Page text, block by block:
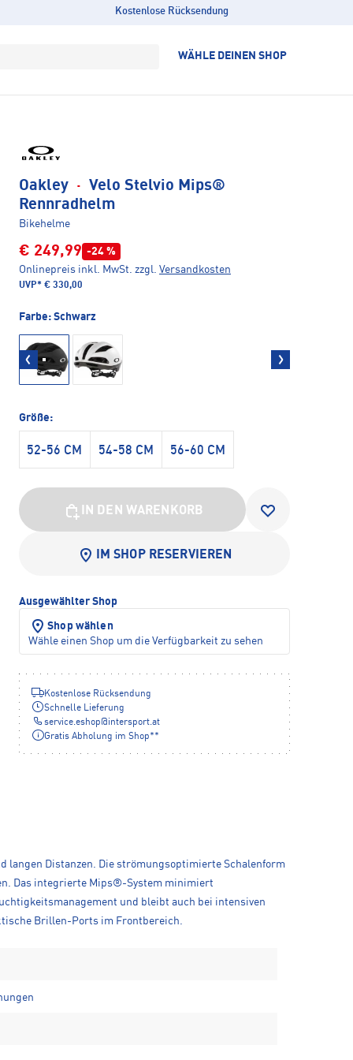
Kostenlose Rücksendung
WÄHLE DEINEN SHOP
Oakley · Velo Stelvio Mips®
Rennradhelm
Bikehelme
€ 249,99 -24 %
Onlinepreis inkl. MwSt. zzgl. Versandkosten
UVP* € 330,00
Farbe: Schwarz
Größe:
52-56 CM 54-58 CM 56-60 CM
IN DEN WARENKORB
IM SHOP RESERVIEREN
Ausgewählter Shop
Shop wählen
Wähle einen Shop um die Verfügbarkeit zu sehen
Kostenlose Rücksendung
Schnelle Lieferung
service.eshop@intersport.at
Gratis Abholung im Shop**
langen Distanzen. Die strömungsoptimierte Schalenform
Das integrierte Mips®-System minimiert
und bleibt auch bei intensiven
Brillen-Ports im Frontbereich.